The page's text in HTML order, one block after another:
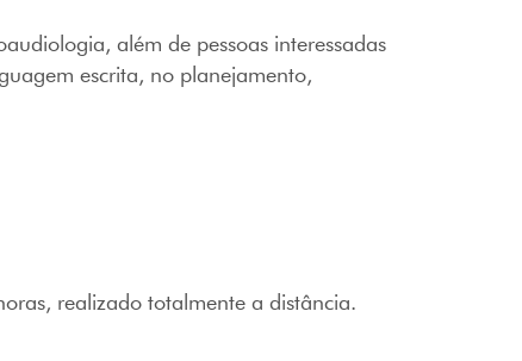
além de pessoas interessadas
escrita, no planejamento,
realizado totalmente a distância.